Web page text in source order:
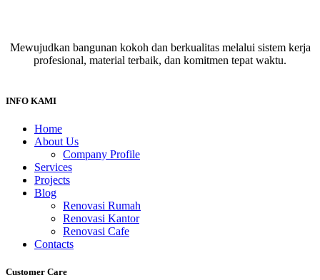
Mewujudkan bangunan kokoh dan berkualitas melalui sistem kerja
profesional, material terbaik, dan komitmen tepat waktu.
INFO KAMI
Home
About Us
Company Profile
Services
Projects
Blog
Renovasi Rumah
Renovasi Kantor
Renovasi Cafe
Contacts
Customer Care